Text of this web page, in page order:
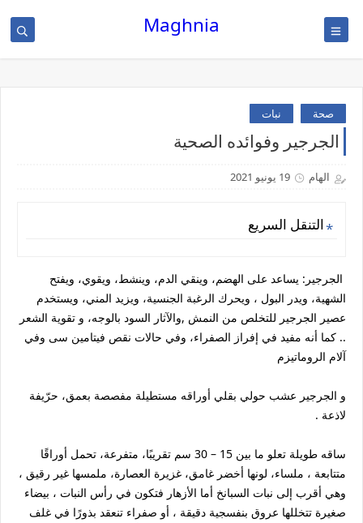
Maghnia
صحة نبات
الجرجير وفوائده الصحية
الهام 19 يونيو 2021
التنقل السريع
الجرجير: يساعد على الهضم، وينقي الدم، وينشط، ويقوي، ويفتح
الشهية، ويدر البول ، ويحرك الرغبة الجنسية، ويزيد المني، ويستخدم
عصير الجرجير للتخلص من النمش ,والآثار السود بالوجه، و تقوية الشعر
.. كما أنه مفيد في إفراز الصفراء، وفي حالات نقص فيتامين سى وفي
آلام الروماتيزم
و الجرجير عشب حولي بقلي أوراقه مستطيلة مفصصة بعمق، حرّيفة
لاذعة .
ساقه طويلة تعلو ما بين 15 – 30 سم تقريبًا، متفرعة، تحمل أوراقًا
متتابعة ، ملساء، لونها أخضر غامق، غزيرة العصارة، ملمسها غير رقيق ،
وهي أقرب إلى نبات السبانخ أما الأزهار فتكون في رأس النبات ، بيضاء
صغيرة تتخللها عروق بنفسجية دقيقة ، أو صفراء تنعقد بذورًا في غلف